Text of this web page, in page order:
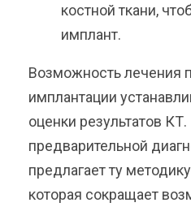
костной ткани,
имплант.
Возможность лечения
имплантации
оценки результатов
предварительной
предлагает ту
которая сокращает